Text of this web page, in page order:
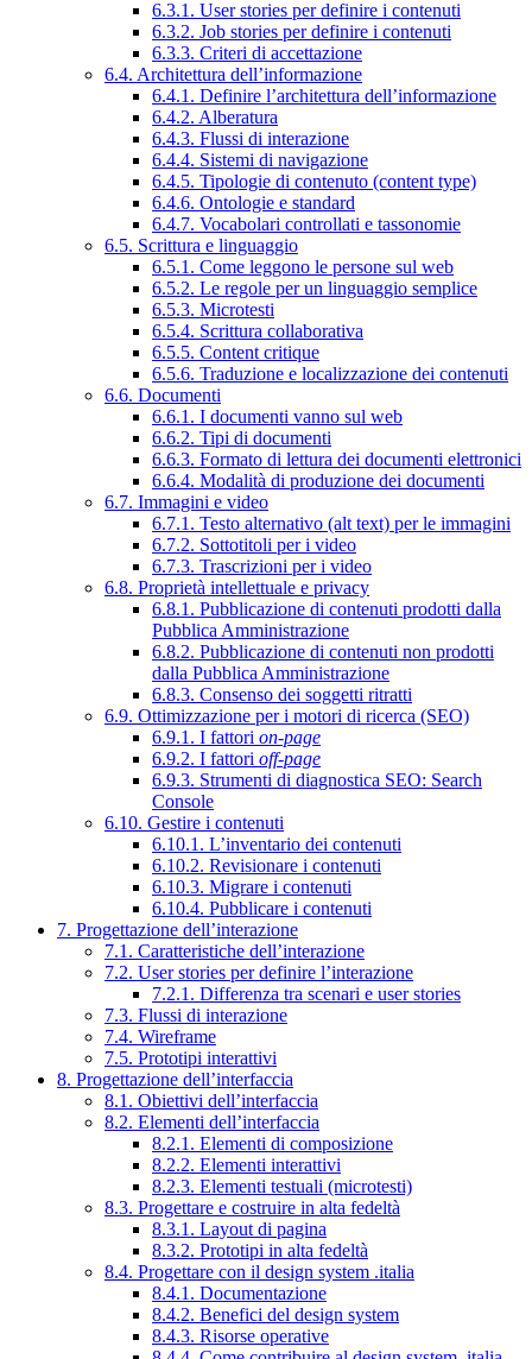
6.3.1. User stories per definire i contenuti
6.3.2. Job stories per definire i contenuti
6.3.3. Criteri di accettazione
6.4. Architettura dell’informazione
6.4.1. Definire l’architettura dell’informazione
6.4.2. Alberatura
6.4.3. Flussi di interazione
6.4.4. Sistemi di navigazione
6.4.5. Tipologie di contenuto (content type)
6.4.6. Ontologie e standard
6.4.7. Vocabolari controllati e tassonomie
6.5. Scrittura e linguaggio
6.5.1. Come leggono le persone sul web
6.5.2. Le regole per un linguaggio semplice
6.5.3. Microtesti
6.5.4. Scrittura collaborativa
6.5.5. Content critique
6.5.6. Traduzione e localizzazione dei contenuti
6.6. Documenti
6.6.1. I documenti vanno sul web
6.6.2. Tipi di documenti
6.6.3. Formato di lettura dei documenti elettronici
6.6.4. Modalità di produzione dei documenti
6.7. Immagini e video
6.7.1. Testo alternativo (alt text) per le immagini
6.7.2. Sottotitoli per i video
6.7.3. Trascrizioni per i video
6.8. Proprietà intellettuale e privacy
6.8.1. Pubblicazione di contenuti prodotti dalla
Pubblica Amministrazione
6.8.2. Pubblicazione di contenuti non prodotti
dalla Pubblica Amministrazione
6.8.3. Consenso dei soggetti ritratti
6.9. Ottimizzazione per i motori di ricerca (SEO)
6.9.1. I fattori on-page
6.9.2. I fattori off-page
6.9.3. Strumenti di diagnostica SEO: Search
Console
6.10. Gestire i contenuti
6.10.1. L’inventario dei contenuti
6.10.2. Revisionare i contenuti
6.10.3. Migrare i contenuti
6.10.4. Pubblicare i contenuti
7. Progettazione dell’interazione
7.1. Caratteristiche dell’interazione
7.2. User stories per definire l’interazione
7.2.1. Differenza tra scenari e user stories
7.3. Flussi di interazione
7.4. Wireframe
7.5. Prototipi interattivi
8. Progettazione dell’interfaccia
8.1. Obiettivi dell’interfaccia
8.2. Elementi dell’interfaccia
8.2.1. Elementi di composizione
8.2.2. Elementi interattivi
8.2.3. Elementi testuali (microtesti)
8.3. Progettare e costruire in alta fedeltà
8.3.1. Layout di pagina
8.3.2. Prototipi in alta fedeltà
8.4. Progettare con il design system .italia
8.4.1. Documentazione
8.4.2. Benefici del design system
8.4.3. Risorse operative